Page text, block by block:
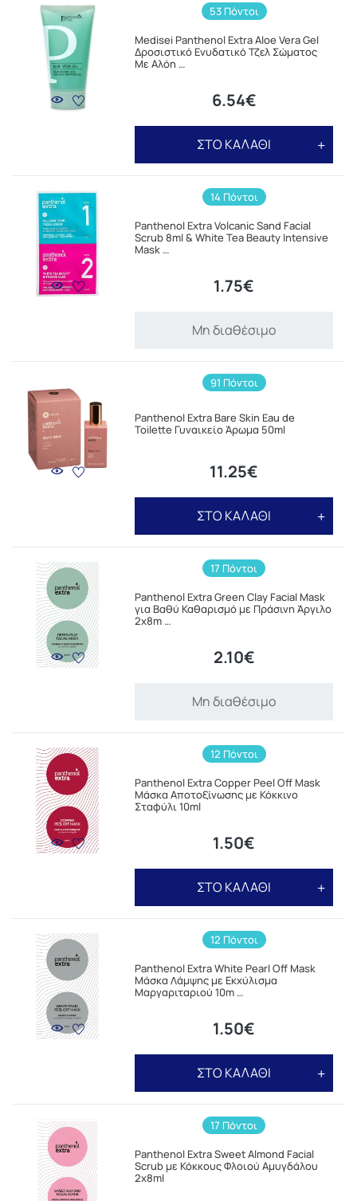
53 Πόντοι
Medisei Panthenol Extra Aloe Vera Gel
Δροσιστικό Ενυδατικό Τζελ Σώματος
Με Αλόη …
6.54€
ΣΤΟ ΚΑΛΑΘΙ
14 Πόντοι
Panthenol Extra Volcanic Sand Facial
Scrub 8ml & White Tea Beauty Intensive
Mask …
1.75€
Μη διαθέσιμο
91 Πόντοι
Panthenol Extra Bare Skin Eau de
Toilette Γυναικείο Άρωμα 50ml
11.25€
ΣΤΟ ΚΑΛΑΘΙ
17 Πόντοι
Panthenol Extra Green Clay Facial Mask
για Βαθύ Καθαρισμό με Πράσινη Άργιλο
2x8m …
2.10€
Μη διαθέσιμο
12 Πόντοι
Panthenol Extra Copper Peel Off Mask
Μάσκα Αποτοξίνωσης με Κόκκινο
Σταφύλι 10ml
1.50€
ΣΤΟ ΚΑΛΑΘΙ
12 Πόντοι
Panthenol Extra White Pearl Off Mask
Μάσκα Λάμψης με Εκχύλισμα
Μαργαριταριού 10m …
1.50€
ΣΤΟ ΚΑΛΑΘΙ
17 Πόντοι
Panthenol Extra Sweet Almond Facial
Scrub με Κόκκους Φλοιού Αμυγδάλου
2x8ml